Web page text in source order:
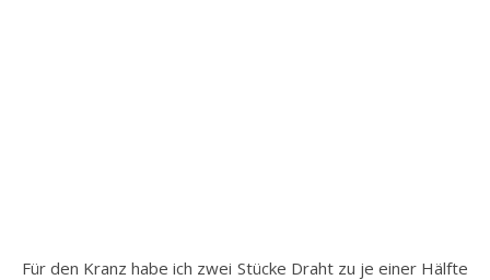
Für den Kranz habe ich zwei Stücke Draht zu je einer Hälfte